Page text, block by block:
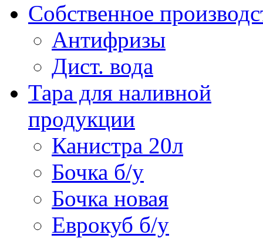
Собственное
Антифризы
Дист. вода
Тара для наливной
продукции
Канистра 20л
Бочка б/у
Бочка новая
Еврокуб б/у